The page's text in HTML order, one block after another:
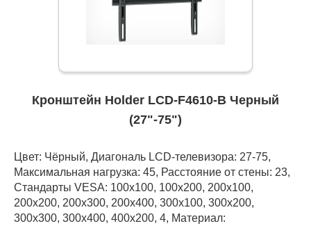
Кронштейн Holder LCD-F4610-B Черный
(27"-75")
Цвет: Чёрный, Диагональ LCD-телевизора: 27-75,
Максимальная нагрузка: 45, Расстояние от стены: 23,
Стандарты VESA: 100x100, 100x200, 200x100,
200x200, 200x300, 200x400, 300x100, 300x200,
300x300, 300x400, 400x200, 4, Материал: